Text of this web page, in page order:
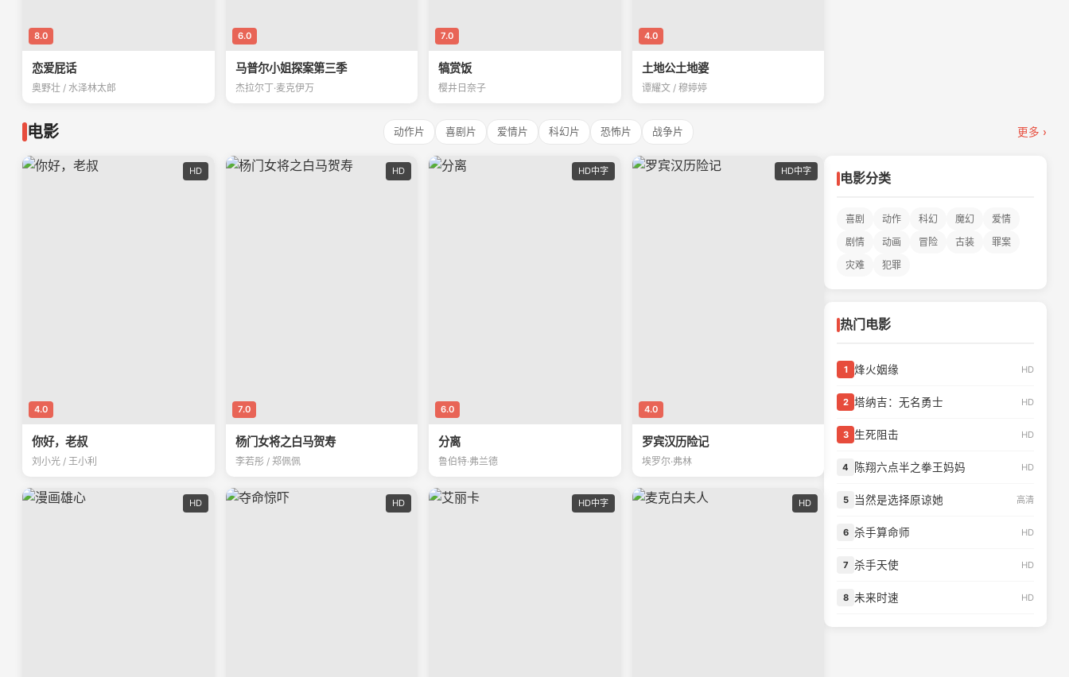
8.0
恋爱屁话
奥野壮 / 水泽林太郎
6.0
马普尔小姐探案第三季
杰拉尔丁·麦克伊万
7.0
犒赏饭
樱井日奈子
4.0
土地公土地婆
谭耀文 / 穆婷婷
电影 动作片 喜剧片 爱情片 科幻片 恐怖片 战争片 更多 ›
HD
4.0
你好，老叔
刘小光 / 王小利
HD
7.0
杨门女将之白马贺寿
李若彤 / 郑佩佩
HD中字
6.0
分离
鲁伯特·弗兰德
HD中字
4.0
罗宾汉历险记
埃罗尔·弗林
HD HD HD中字 HD
电影分类
喜剧 动作 科幻 魔幻
爱情
剧情
动画 冒险 古装
罪案
灾难
犯罪
热门电影
1 烽火姻缘 HD
2 塔纳吉：无名勇士 HD
3 生死阻击 HD
4 陈翔六点半之拳王妈妈 HD
5 当然是选择原谅她 高清
6 杀手算命师 HD
7 杀手天使 HD
8 未来时速 HD